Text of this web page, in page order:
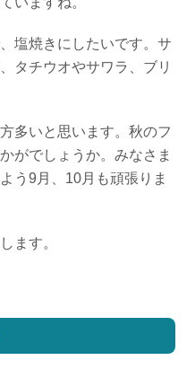
塩焼きにしたいです。サ
タチウオやサワラ、ブリ
多いと思います。秋のフ
がでしょうか。みなさま
う9月、10月も頑張りま
ます。